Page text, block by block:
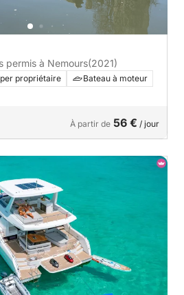
permis à Nemours(2021)
propriétaire
Bateau à moteur
À partir de 56 € / jour